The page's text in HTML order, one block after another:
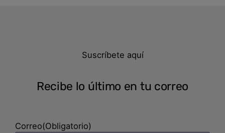
Suscríbete aquí
Recibe lo último en tu correo
Correo(Obligatorio)